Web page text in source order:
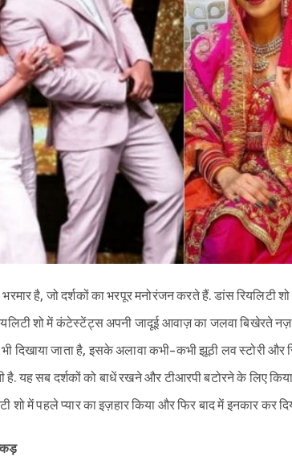
भरमार है, जो दर्शकों का भरपूर मनोरंजन करते हैं. डांस रियलिटी
शो में कंटेस्टेंट्स अपनी जादूई आवाज़ का जलवा बिखेरते
भी दिखाया जाता है, इसके अलावा कभी-कभी झूठी लव स्टोरी और
है. यह सब दर्शकों को बाधें रखने और टीआरपी बटोरने के लिए
शो में पहले प्यार का इज़हार किया और फिर बाद में इनकार कर